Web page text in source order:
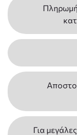
Πληρωμή
Για